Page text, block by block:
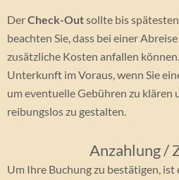
DerCheck-Outsollte bis
beachten Sie, dass bei einer
zusätzliche Kosten anfallen
Unterkunft im Voraus, wenn Sie
um eventuelle Gebühren zu
reibungslos zu gestalten.
Anzahlung /
Um Ihre Buchung zu bestätigen,